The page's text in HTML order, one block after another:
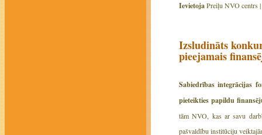
IevietojaPreiļu NVO centrs |
Izsludināts
pieejamais
Sabiedrības integrācijas
pieteikties papildu
tām NVO, kas ar savu
pašvaldību institūciju